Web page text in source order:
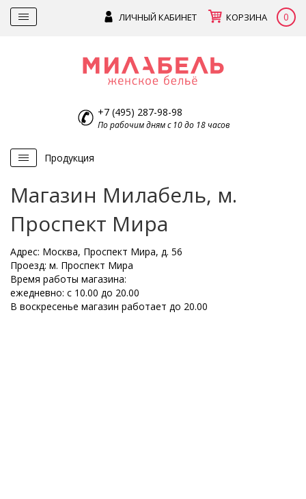
ЛИЧНЫЙ КАБИНЕТ КОРЗИНА 0
+7 (495) 287-98-98
По рабочим дням с 10 до 18 часов
Продукция
Магазин Милабель, м.
Проспект Мира
Адрес: Москва, Проспект Мира, д. 56
Проезд: м. Проспект Мира
Время работы магазина:
ежедневно: с 10.00 до 20.00
В воскресенье магазин работает до 20.00